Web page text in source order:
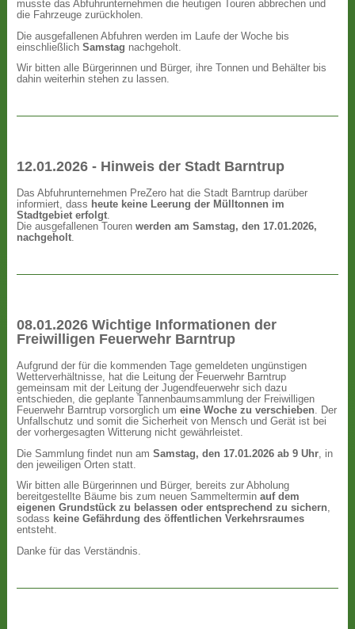
musste das Abfuhrunternehmen die heutigen Touren abbrechen und
die Fahrzeuge zurückholen.
Die ausgefallenen Abfuhren werden im Laufe der Woche bis
einschließlichSamstag nachgeholt.
Wir bitten alle Bürgerinnen und Bürger, ihre Tonnen und Behälter bis
dahin weiterhin stehen zu lassen.
12.01.2026 - Hinweis der Stadt Barntrup
Das Abfuhrunternehmen PreZero hat die Stadt Barntrup darüber
informiert, dass heute keine Leerung der Mülltonnen im
Stadtgebiet erfolgt.
Die ausgefallenen Tourenwerden am Samstag, den 17.01.2026,
nachgeholt.
08.01.2026 Wichtige Informationen der
Freiwilligen Feuerwehr Barntrup
Aufgrund der für die kommenden Tage gemeldeten ungünstigen
Wetterverhältnisse, hat die Leitung der Feuerwehr Barntrup
gemeinsam mit der Leitung der Jugendfeuerwehr sich dazu
entschieden, die geplante Tannenbaumsammlung der Freiwilligen
Feuerwehr Barntrup vorsorglich umeine Woche zu verschieben. Der
Unfallschutz und somit die Sicherheit von Mensch und Gerät ist bei
der vorhergesagten Witterung nicht gewährleistet.
Die Sammlung findet nun amSamstag, den 17.01.2026 ab 9 Uhr , in
den jeweiligen Orten statt.
Wir bitten alle Bürgerinnen und Bürger, bereits zur Abholung
bereitgestellte Bäume bis zum neuen Sammelterminauf dem
eigenen Grundstück zu belassen oder entsprechend zu sichern,
sodass keine Gefährdung des öffentlichen Verkehrsraumes
entsteht.
Danke für das Verständnis.